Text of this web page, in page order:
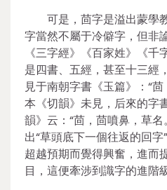
可是，茴字是溢出蒙學
字當然不屬于冷僻字，但非
《三字經》《百家姓》《
是四書、五經，甚至十三經
見于南朝字書《玉篇》：“
本《切韻》未見，后來的字
韻》云：“茴，茴噴鼻，草
出“草頭底下一個往返的回
超越預期而覺得興奮，進而
目，這便牽涉到識字的進階